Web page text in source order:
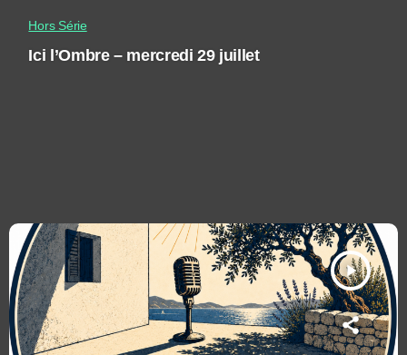
Hors Série
Ici l’Ombre – mercredi 29 juillet
play_arrow